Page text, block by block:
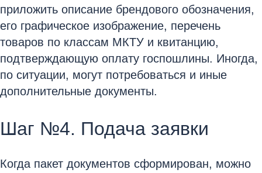
приложить описание брендового обозначения,
его графическое изображение, перечень
товаров по классам МКТУ и квитанцию,
подтверждающую оплату госпошлины. Иногда,
по ситуации, могут потребоваться и иные
дополнительные документы.
Шаг №4. Подача заявки
Когда пакет документов сформирован, можно